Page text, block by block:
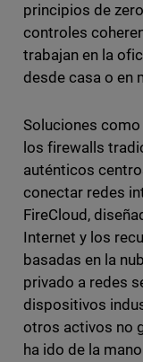
principios de
controles
trabajan en la
desde casa o en
Soluciones
los firewalls
auténticos
conectar redes
FireCloud,
Internet y los
basadas en la
privado a redes
dispositivos
otros activos no
ha ido de la